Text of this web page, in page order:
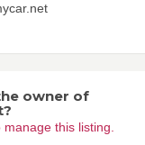
owner of
this listing.